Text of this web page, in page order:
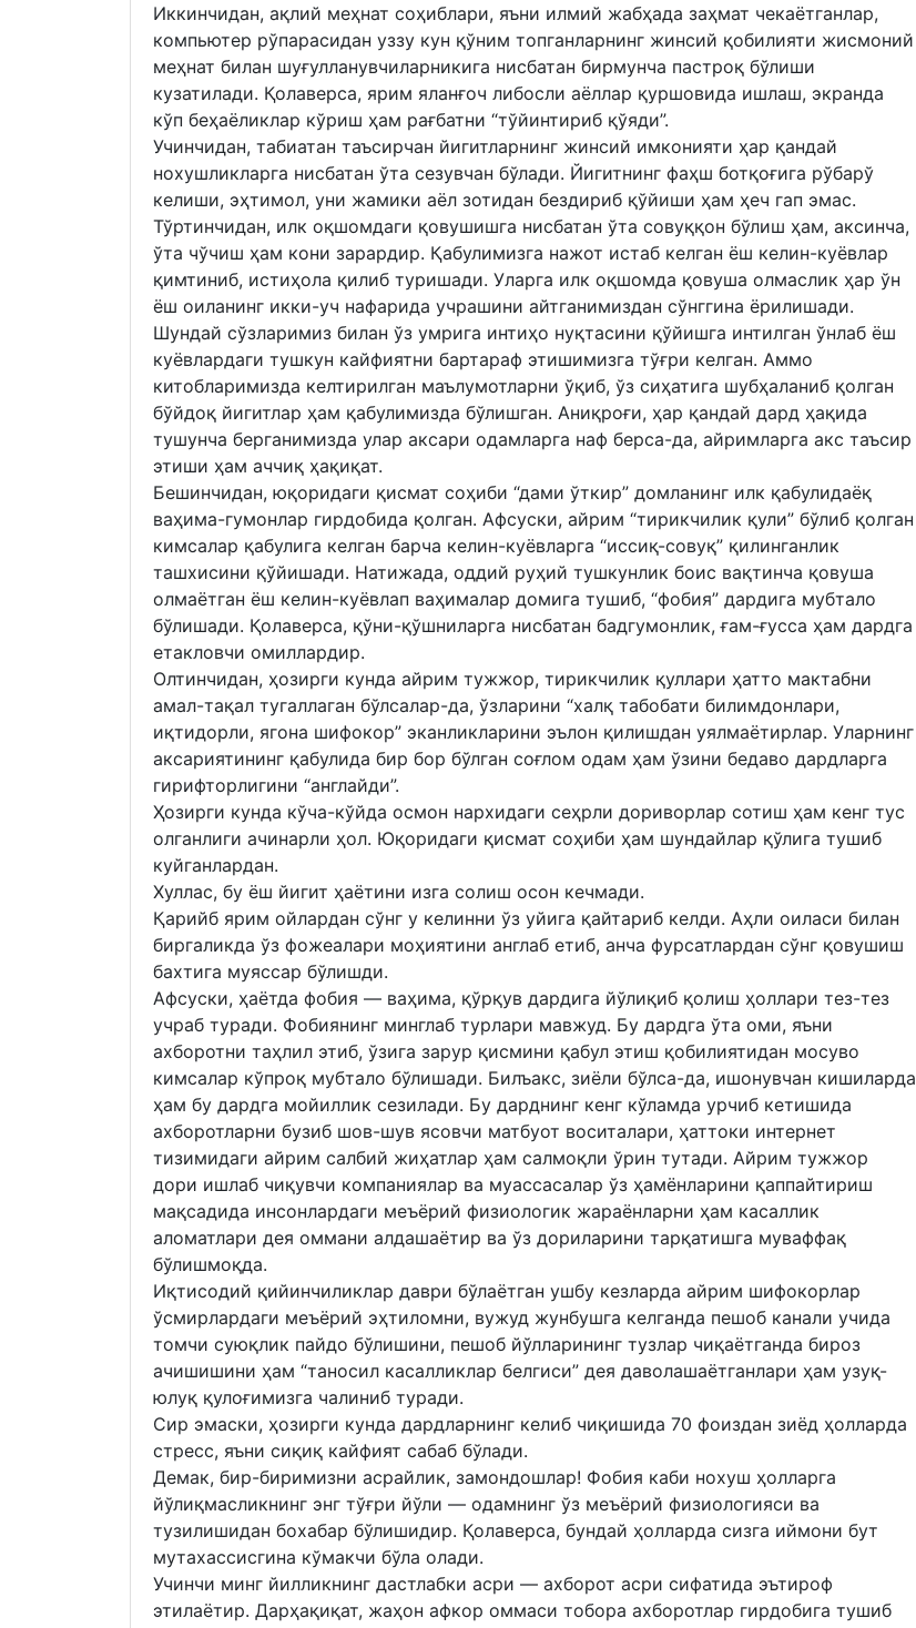
Иккинчидан, ақлий меҳнат соҳиблари, яъни илмий жабҳада заҳмат чекаётганлар,
компьютер рўпарасидан уззу кун қўним топганларнинг жинсий қобилияти жисмоний
меҳнат билан шуғулланувчиларникига нисбатан бирмунча пастроқ бўлиши
кузатилади. Қолаверса, ярим яланғоч либосли аёллар қуршовида ишлаш, экранда
кўп беҳаёликлар кўриш ҳам рағбатни “тўйинтириб қўяди”.
Учинчидан, табиатан таъсирчан йигитларнинг жинсий имконияти ҳар қандай
нохушликларга нисбатан ўта сезувчан бўлади. Йигитнинг фаҳш ботқоғига рўбарў
келиши, эҳтимол, уни жамики аёл зотидан бездириб қўйиши ҳам ҳеч гап эмас.
Тўртинчидан, илк оқшомдаги қовушишга нисбатан ўта совуққон бўлиш ҳам, аксинча,
ўта чўчиш ҳам кони зарардир. Қабулимизга нажот истаб келган ёш келин-куёвлар
қимтиниб, истиҳола қилиб туришади. Уларга илк оқшомда қовуша олмаслик ҳар ўн
ёш оиланинг икки-уч нафарида учрашини айтганимиздан сўнггина ёрилишади.
Шундай сўзларимиз билан ўз умрига интиҳо нуқтасини қўйишга интилган ўнлаб ёш
куёвлардаги тушкун кайфиятни бартараф этишимизга тўғри келган. Аммо
китобларимизда келтирилган маълумотларни ўқиб, ўз сиҳатига шубҳаланиб қолган
бўйдоқ йигитлар ҳам қабулимизда бўлишган. Аниқроғи, ҳар қандай дард ҳақида
тушунча берганимизда улар аксари одамларга наф берса-да, айримларга акс таъсир
этиши ҳам аччиқ ҳақиқат.
Бешинчидан, юқоридаги қисмат соҳиби “дами ўткир” домланинг илк қабулидаёқ
ваҳима-гумонлар гирдобида қолган. Афсуски, айрим “тирикчилик қули” бўлиб қолган
кимсалар қабулига келган барча келин-куёвларга “иссиқ-совуқ” қилинганлик
ташхисини қўйишади. Натижада, оддий руҳий тушкунлик боис вақтинча қовуша
олмаётган ёш келин-куёвлап ваҳималар домига тушиб, “фобия” дардига мубтало
бўлишади. Қолаверса, қўни-қўшниларга нисбатан бадгумонлик, ғам-ғусса ҳам дардга
етакловчи омиллардир.
Олтинчидан, ҳозирги кунда айрим тужжор, тирикчилик қуллари ҳатто мактабни
амал-тақал тугаллаган бўлсалар-да, ўзларини “халқ табобати билимдонлари,
иқтидорли, ягона шифокор” эканликларини эълон қилишдан уялмаётирлар. Уларнинг
аксариятининг қабулида бир бор бўлган соғлом одам ҳам ўзини бедаво дардларга
гирифторлигини “англайди”.
Ҳозирги кунда кўча-кўйда осмон нархидаги сеҳрли дориворлар сотиш ҳам кенг тус
олганлиги ачинарли ҳол. Юқоридаги қисмат соҳиби ҳам шундайлар қўлига тушиб
куйганлардан.
Хуллас, бу ёш йигит ҳаётини изга солиш осон кечмади.
Қарийб ярим ойлардан сўнг у келинни ўз уйига қайтариб келди. Аҳли оиласи билан
биргаликда ўз фожеалари моҳиятини англаб етиб, анча фурсатлардан сўнг қовушиш
бахтига муяссар бўлишди.
Афсуски, ҳаётда фобия — ваҳима, қўрқув дардига йўлиқиб қолиш ҳоллари тез-тез
учраб туради. Фобиянинг минглаб турлари мавжуд. Бу дардга ўта оми, яъни
ахборотни таҳлил этиб, ўзига зарур қисмини қабул этиш қобилиятидан мосуво
кимсалар кўпроқ мубтало бўлишади. Билъакс, зиёли бўлса-да, ишонувчан кишиларда
ҳам бу дард­га мойиллик сезилади. Бу дарднинг кенг кўламда урчиб кетишида
ахборотларни бузиб шов-шув ясовчи матбуот воситалари, ҳаттоки интернет
тизимидаги айрим салбий жиҳатлар ҳам салмоқли ўрин тутади. Айрим тужжор
дори ишлаб чиқувчи компаниялар ва муассасалар ўз ҳамёнларини қаппайтириш
мақсадида инсонлардаги меъёрий физиологик жараёнларни ҳам касаллик
аломатлари дея оммани алдашаётир ва ўз дориларини тарқатишга муваффақ
бўлишмоқда.
Иқтисодий қийинчиликлар даври бўлаётган ушбу кезларда айрим шифокорлар
ўсмирлардаги меъёрий эҳтиломни, вужуд жунбушга келганда пешоб канали учида
томчи суюқлик пайдо бўлишини, пешоб йўлларининг тузлар чиқаётганда бироз
ачишишини ҳам “таносил касалликлар белгиси” дея даволашаётганлари ҳам узуқ-
юлуқ қулоғимизга чалиниб туради.
Сир эмаски, ҳозирги кунда дардларнинг келиб чиқишида 70 фоиздан зиёд ҳолларда
стресс, яъни сиқиқ кайфият сабаб бўлади.
Демак, бир-биримизни асрайлик, замондошлар! Фобия каби нохуш ҳолларга
йўлиқмасликнинг энг тўғри йўли — одамнинг ўз меъёрий физиологияси ва
тузилишидан бохабар бўлишидир. Қолаверса, бундай ҳолларда сизга иймони бут
мутахассисгина кўмакчи бўла олади.
Учинчи минг йилликнинг дастлабки асри — ахборот асри сифатида эътироф
этилаётир. Дарҳақиқат, жаҳон афкор оммаси тобора ахборотлар гирдобига тушиб